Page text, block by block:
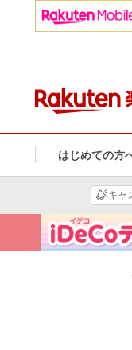
はじめての方
キャ